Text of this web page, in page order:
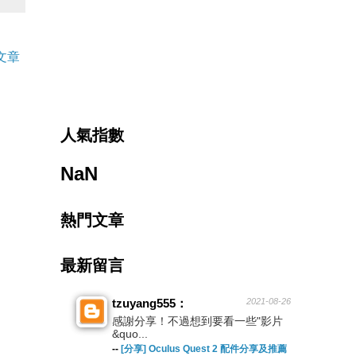
章
人氣指數
NaN
熱門文章
最新留言
2021-08-26
tzuyang555：
感謝分享！不過想到要看一些"影片
&quo...
-- [分享] Oculus Quest 2 配件分享及推薦